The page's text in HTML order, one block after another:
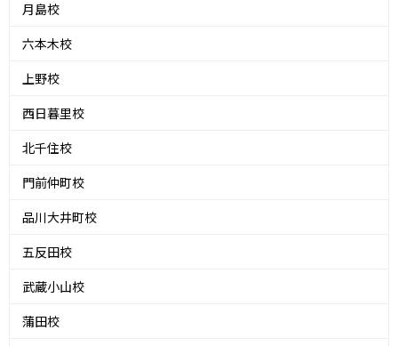
月島校
六本木校
上野校
西日暮里校
北千住校
門前仲町校
品川大井町校
五反田校
武蔵小山校
蒲田校